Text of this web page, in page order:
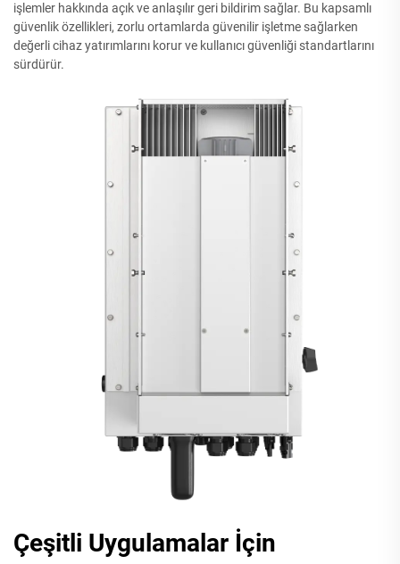
işlemler hakkında açık ve anlaşılır geri bildirim sağlar. Bu kapsamlı
güvenlik özellikleri, zorlu ortamlarda güvenilir işletme sağlarken
değerli cihaz yatırımlarını korur ve kullanıcı güvenliği standartlarını
sürdürür.
Çeşitli Uygulamalar İçin